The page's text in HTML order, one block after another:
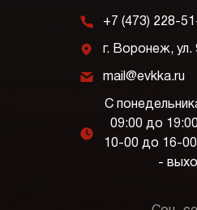
m +7 (473) 228-
j г. Воронеж, ул.
k mail@evkka.ru
l
С
09:00 до
10-00 до 16-
-